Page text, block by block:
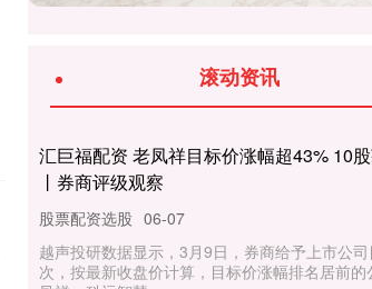
滚动资讯
汇巨福配资 老凤祥目标价涨幅超43% 10
丨券商评级观察
股票配资选股 06-07
越声投研数据显示，3月9日，券商给予上市公
次，按最新收盘价计算，目标价涨幅排名居前的